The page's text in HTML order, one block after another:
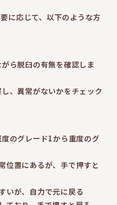
に応じて、以下のような方
ら脱臼の有無を確認しま
、異常がないかをチェック
のグレード1から重度のグ
位置にあるが、手で押すと
いが、自力で元に戻る